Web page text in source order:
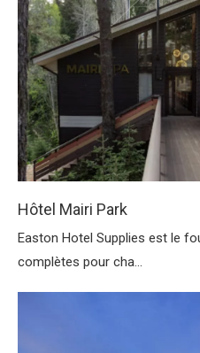
Hôtel Mairi Park
Easton Hotel Supplies est le
complètes pour cha...